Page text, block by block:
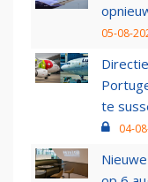
05-08-
te
04-